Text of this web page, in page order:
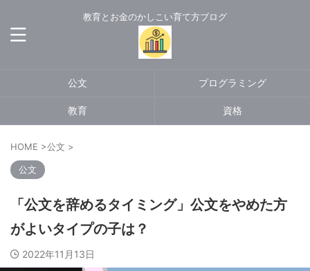
教育とお金のかしこい育て方ブログ
公文 プログラミング
教育 資格
HOME >公文 >
公文
「公文を辞めるタイミング」公文をやめた方
がよいタイプの子は？
2022年11月13日